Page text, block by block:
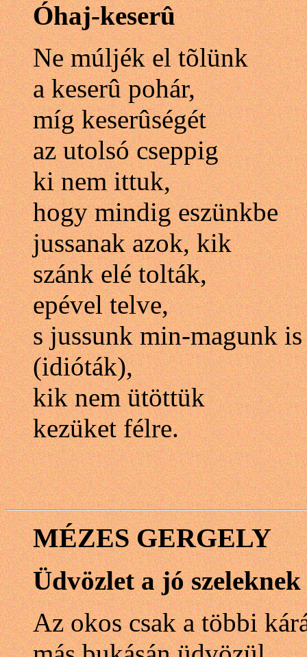
Óhaj-keserû
Ne múljék el tõlünk
a keserû pohár,
míg keserûségét
az utolsó cseppig
ki nem ittuk,
hogy mindig eszünkbe
jussanak azok, kik
szánk elé tolták,
epével telve,
s jussunk min-magunk is
(idióták),
kik nem ütöttük
kezüket félre.
MÉZES GERGELY
Üdvözlet a jó szeleknek
Az okos csak a többi